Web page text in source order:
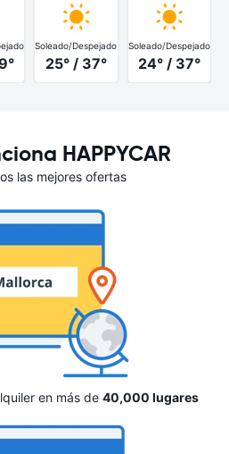
Soleado/Despejado
25° / 37°
Soleado/Despejado
24° / 37°
HAPPYCAR
las mejores ofertas
en más de 40,000 lugares